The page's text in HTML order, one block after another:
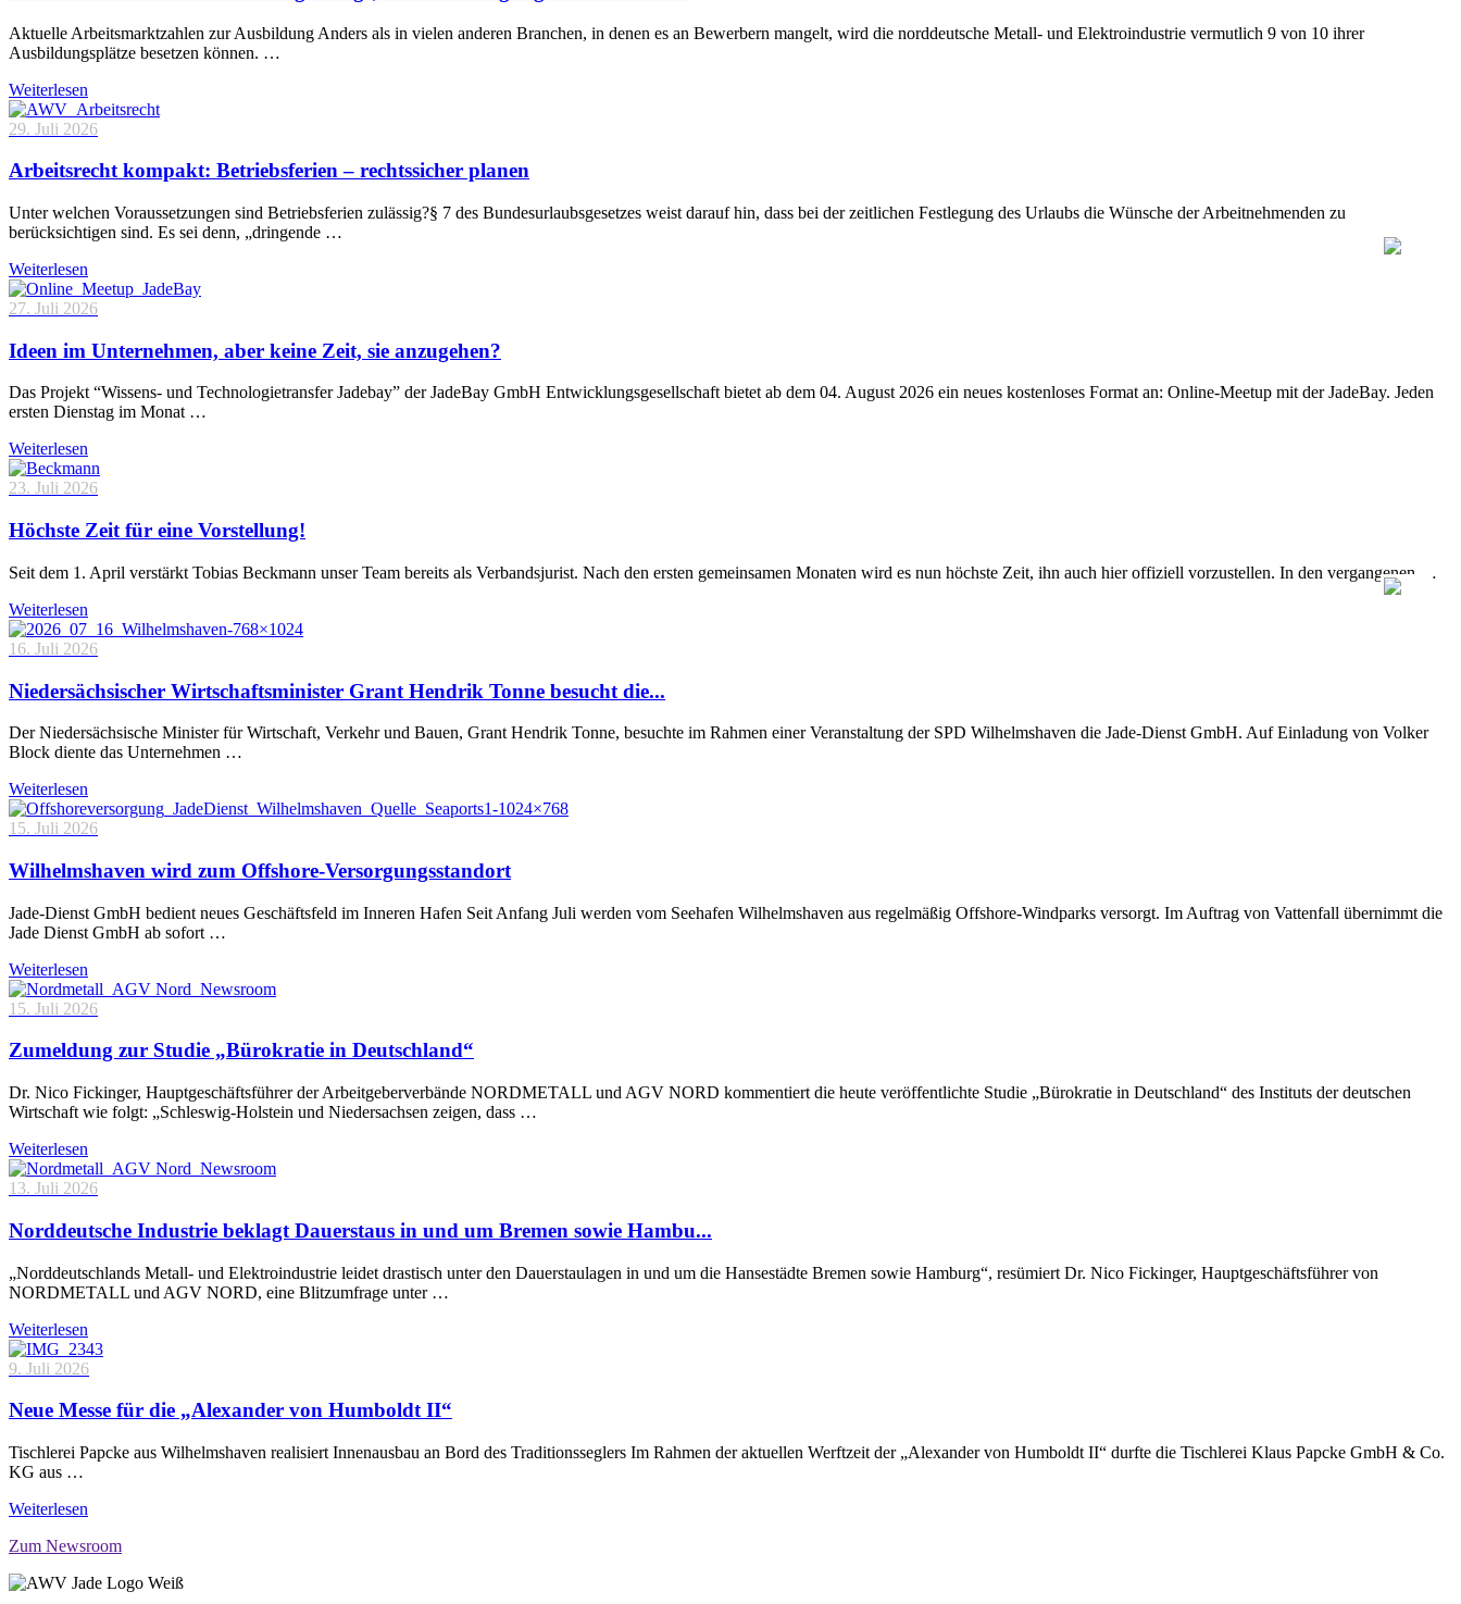
Aktuelle Arbeitsmarktzahlen zur Ausbildung Anders als in vielen anderen Branchen, in denen es an Bewerbern mangelt, wird die norddeutsche Metall- und Elektroindustrie vermutlich 9 von 10 ihrer
Ausbildungsplätze besetzen können. …
Weiterlesen
29. Juli 2026
Arbeitsrecht kompakt: Betriebsferien – rechtssicher planen
Unter welchen Voraussetzungen sind Betriebsferien zulässig?§ 7 des Bundesurlaubsgesetzes weist darauf hin, dass bei der zeitlichen Festlegung des Urlaubs die Wünsche der Arbeitnehmenden zu
berücksichtigen sind. Es sei denn, „dringende …
Weiterlesen
27. Juli 2026
Ideen im Unternehmen, aber keine Zeit, sie anzugehen?
Das Projekt “Wissens- und Technologietransfer Jadebay” der JadeBay GmbH Entwicklungsgesellschaft bietet ab dem 04. August 2026 ein neues kostenloses Format an: Online-Meetup mit der JadeBay. Jeden
ersten Dienstag im Monat …
Weiterlesen
23. Juli 2026
Höchste Zeit für eine Vorstellung!
Seit dem 1. April verstärkt Tobias Beckmann unser Team bereits als Verbandsjurist. Nach den ersten gemeinsamen Monaten wird es nun höchste Zeit, ihn auch hier offiziell vorzustellen. In den vergangenen …
Weiterlesen
16. Juli 2026
Niedersächsischer Wirtschaftsminister Grant Hendrik Tonne besucht die...
Der Niedersächsische Minister für Wirtschaft, Verkehr und Bauen, Grant Hendrik Tonne, besuchte im Rahmen einer Veranstaltung der SPD Wilhelmshaven die Jade-Dienst GmbH. Auf Einladung von Volker
Block diente das Unternehmen …
Weiterlesen
15. Juli 2026
Wilhelmshaven wird zum Offshore-Versorgungsstandort
Jade-Dienst GmbH bedient neues Geschäftsfeld im Inneren Hafen Seit Anfang Juli werden vom Seehafen Wilhelmshaven aus regelmäßig Offshore-Windparks versorgt. Im Auftrag von Vattenfall übernimmt die
Jade Dienst GmbH ab sofort …
Weiterlesen
15. Juli 2026
Zumeldung zur Studie „Bürokratie in Deutschland“
Dr. Nico Fickinger, Hauptgeschäftsführer der Arbeitgeberverbände NORDMETALL und AGV NORD kommentiert die heute veröffentlichte Studie „Bürokratie in Deutschland“ des Instituts der deutschen
Wirtschaft wie folgt: „Schleswig-Holstein und Niedersachsen zeigen, dass …
Weiterlesen
13. Juli 2026
Norddeutsche Industrie beklagt Dauerstaus in und um Bremen sowie Hambu...
„Norddeutschlands Metall- und Elektroindustrie leidet drastisch unter den Dauerstaulagen in und um die Hansestädte Bremen sowie Hamburg“, resümiert Dr. Nico Fickinger, Hauptgeschäftsführer von
NORDMETALL und AGV NORD, eine Blitzumfrage unter …
Weiterlesen
9. Juli 2026
Neue Messe für die „Alexander von Humboldt II“
Tischlerei Papcke aus Wilhelmshaven realisiert Innenausbau an Bord des Traditionsseglers Im Rahmen der aktuellen Werftzeit der „Alexander von Humboldt II“ durfte die Tischlerei Klaus Papcke GmbH & Co.
KG aus …
Weiterlesen
Zum Newsroom